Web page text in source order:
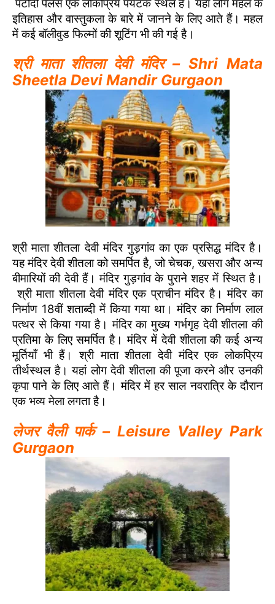
पटौदी पैलेस एक लोकप्रिय पर्यटक स्थल है। यहां लोग महल के
इतिहास और वास्तुकला के बारे में जानने के लिए आते हैं। महल
में कई बॉलीवुड फिल्मों की शूटिंग भी की गई है।
श्री माता शीतला देवी मंदिर – Shri Mata
Sheetla Devi Mandir Gurgaon
श्री माता शीतला देवी मंदिर गुड़गांव का एक प्रसिद्ध मंदिर है।
यह मंदिर देवी शीतला को समर्पित है, जो चेचक, खसरा और अन्य
बीमारियों की देवी हैं। मंदिर गुड़गांव के पुराने शहर में स्थित है।
श्री माता शीतला देवी मंदिर एक प्राचीन मंदिर है। मंदिर का
निर्माण 18वीं शताब्दी में किया गया था। मंदिर का निर्माण लाल
पत्थर से किया गया है। मंदिर का मुख्य गर्भगृह देवी शीतला की
प्रतिमा के लिए समर्पित है। मंदिर में देवी शीतला की कई अन्य
मूर्तियाँ भी हैं। श्री माता शीतला देवी मंदिर एक लोकप्रिय
तीर्थस्थल है। यहां लोग देवी शीतला की पूजा करने और उनकी
कृपा पाने के लिए आते हैं। मंदिर में हर साल नवरात्रि के दौरान
एक भव्य मेला लगता है।
लेजर वैली पार्क – Leisure Valley Park
Gurgaon